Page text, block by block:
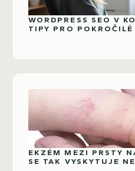
WORDPRESS SEO V
TIPY PRO POKROČILÉ
EKZÉM MEZI PRSTY
SE TAK VYSKYTUJE